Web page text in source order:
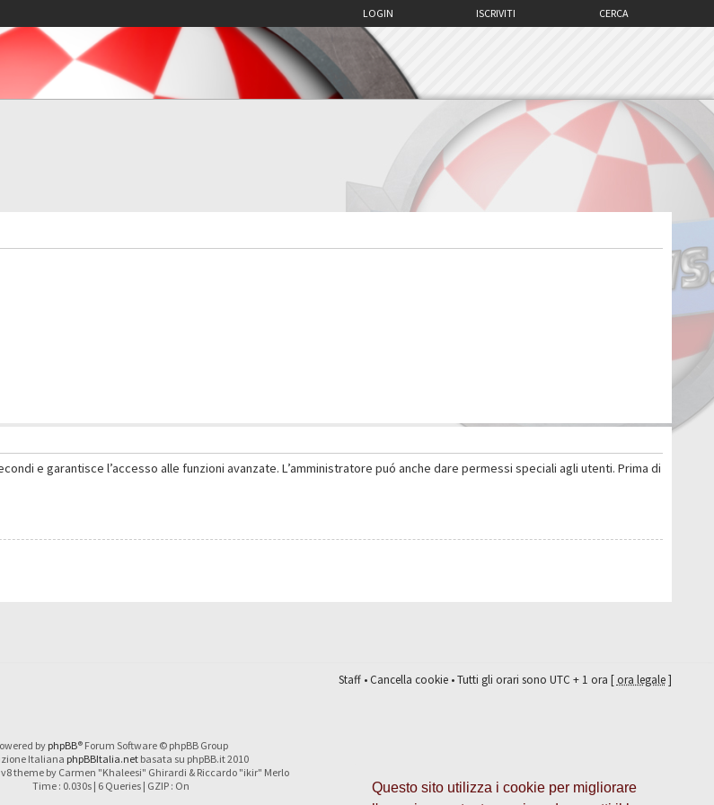
Questo sito utilizza i cookie per migliorare
CERCA
ISCRIVITI
LOGIN
e garantisce l’accesso alle funzioni avanzate. L’amministratore puó anche dare permessi speciali agli utenti. Prima di
Staff•Cancella cookie• Tutti gli orari sono UTC + 1 ora [ora legale]
byphpBB® Forum Software © phpBB Group
Italiana phpBBItalia.netbasata su phpBB.it 2010
theme by Carmen "Khaleesi" Ghirardi & Riccardo "ikir" Merlo
Time : 0.030s | 6 Queries | GZIP : On